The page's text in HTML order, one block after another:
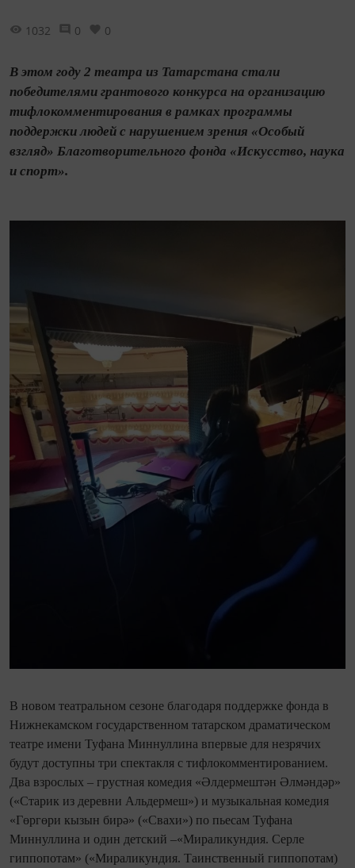
1032 0 0
В этом году 2 театра из Татарстана стали
победителями грантового конкурса на организацию
тифлокомментирования в рамках программы
поддержки людей с нарушением зрения «Особый
взгляд» Благотворительного фонда «Искусство, наука
и спорт».
В новом театральном сезоне благодаря поддержке фонда в
Нижнекамском государственном татарском драматическом
театре имени Туфана Миннуллина впервые для незрячих
будут доступны три спектакля с тифлокомментированием.
Два взрослых – грустная комедия «Әлдермештән Әлмәндәр»
(«Старик из деревни Альдермеш») и музыкальная комедия
«Гөргөри кызын бирә» («Свахи») по пьесам Туфана
Миннуллина и один детский –«Мираликундия. Серле
гиппопотам» («Мираликундия. Таинственный гиппопотам)